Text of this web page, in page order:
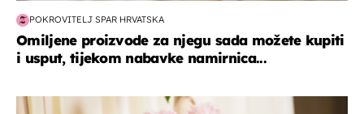
POKROVITELJ SPAR HRVATSKA
Omiljene proizvode za njegu sada možete kupiti
i usput, tijekom nabavke namirnica...
moda & ljepota